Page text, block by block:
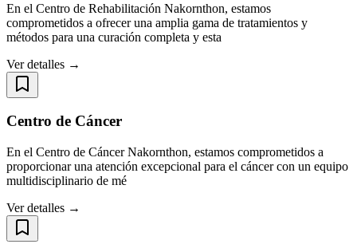
En el Centro de Rehabilitación Nakornthon, estamos
comprometidos a ofrecer una amplia gama de tratamientos y
métodos para una curación completa y esta
Ver detalles →
Centro de Cáncer
En el Centro de Cáncer Nakornthon, estamos comprometidos a
proporcionar una atención excepcional para el cáncer con un equipo
multidisciplinario de mé
Ver detalles →